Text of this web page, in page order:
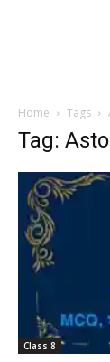
Home Tags
Tag:
Class 8